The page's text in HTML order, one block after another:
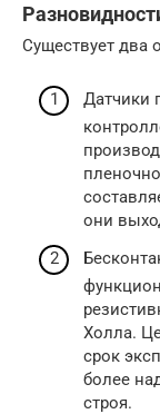
Существует два
Датчики
они
Холла.
срок
более
строя.